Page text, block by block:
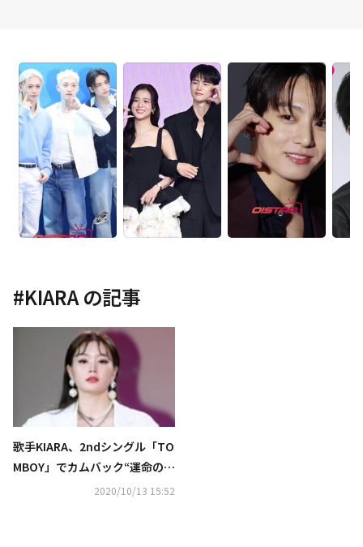
#KIARAの記事
歌手KIARA、2ndシングル「TO
MBOY」でカムバック“運命のよ
うに出会えた曲…これだ！と思
2020/10/13 15:52